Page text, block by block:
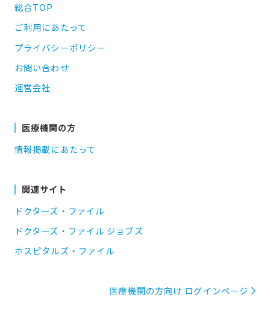
総合TOP
ご利用にあたって
プライバシーポリシー
お問い合わせ
運営会社
医療機関の方
情報掲載にあたって
関連サイト
ドクターズ・ファイル
ドクターズ・ファイル ジョブズ
ホスピタルズ・ファイル
医療機関の方向け ログインページ